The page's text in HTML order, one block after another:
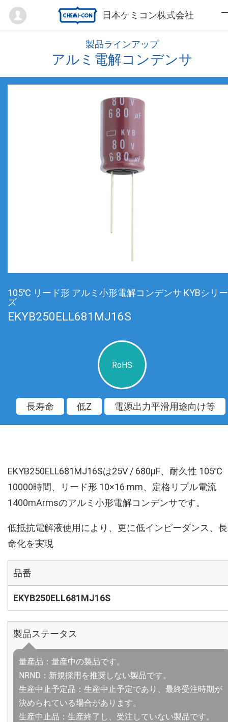
日本ケミコン株式会社
Mypage
製品ラインアップ
アルミ電解コンデンサ
105℃ リード形 アルミ小形電解コンデンサ KYBシリー
ズ
EKYB250ELL681MJ16S
RoHS
長寿命 低Z 電源出力平滑用途向け等
EKYB250ELL681MJ16Sは25V / 680µF、耐久性 105℃
10000時間、リード形 10×16 mm、定格リプル電流
1400mArmsのアルミ小形電解コンデンサです。
低抵抗電解液使用により、更に低インピーダンス、
命化を実現
品番
EKYB250ELL681MJ16S
製品ステータス
量産品：量産中の製品です。
NRND：新規採用を推奨しない製品です。
生産中止予定品：生産中止予定であり、最終受注時期が
決められている場合があります。
生産中止品：生産終了し、受注していない製品です。